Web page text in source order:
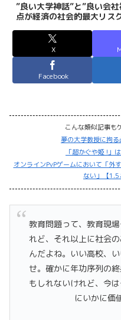
”良い大学神話”と”良い会
点が経済の社会的最大リス
X
Facebook
こんな類似記事も
夢の大学教授に拘
「超かぐや姫 !」
オンラインPvPゲームにおいて「外
ない」【1.5
教育問題って、教育現
れど、それ以上に社会
んだよね。いい高校、
せ。確かに年功序列の
もしれないけれど、今
にいかに価